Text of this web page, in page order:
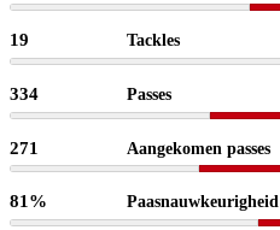
19 Tackles
334 Passes
271 Aangekomen passes
81% Paasnauwkeurigheid